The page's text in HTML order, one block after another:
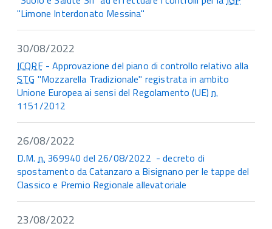
"Limone Interdonato Messina"
30/08/2022
ICQRF- Approvazione del piano di controllo relativo alla
STG "Mozzarella Tradizionale" registrata in ambito
Unione Europea ai sensi del Regolamento (UE)n.
1151/2012
26/08/2022
D.M.n. 369940 del 26/08/2022 - decreto di
spostamento da Catanzaro a Bisignano per le tappe del
Classico e Premio Regionale allevatoriale
23/08/2022